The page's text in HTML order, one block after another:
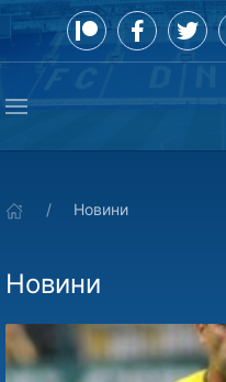
Новини
Новини